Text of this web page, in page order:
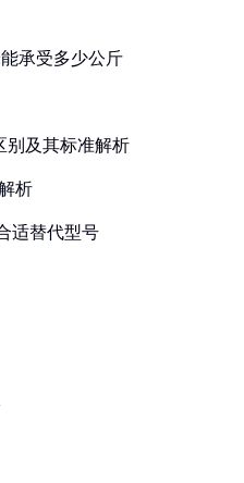
承受多少公斤
别及其标准解析
析
适替代型号